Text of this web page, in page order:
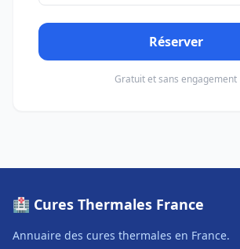
Réserver
Gratuit et sans engagement
🏥 Cures Thermales France
Annuaire des cures thermales en France.